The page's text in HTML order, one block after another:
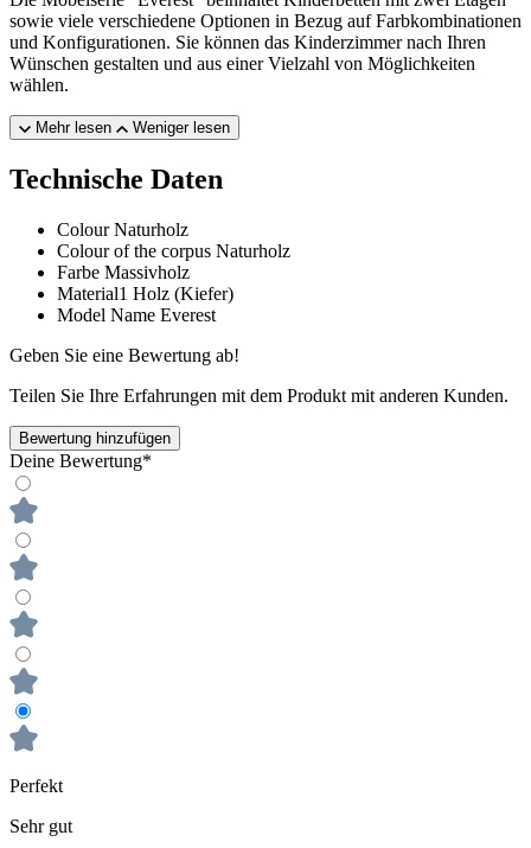
sowie viele verschiedene Optionen in Bezug auf Farbkombinationen
und Konfigurationen. Sie können das Kinderzimmer nach Ihren
Wünschen gestalten und aus einer Vielzahl von Möglichkeiten
wählen.
Mehr lesen Weniger lesen
Technische Daten
Colour Naturholz
Colour of the corpus Naturholz
Farbe Massivholz
Material1 Holz (Kiefer)
Model Name Everest
Geben Sie eine Bewertung ab!
Teilen Sie Ihre Erfahrungen mit dem Produkt mit anderen Kunden.
Bewertung hinzufügen
Deine Bewertung*
Perfekt
Sehr gut